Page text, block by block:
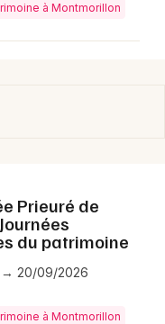
Charente
Aquitaine
à Montmorillon
Prieuré de
du patrimoine
→ 20/09/2026
à Montmorillon